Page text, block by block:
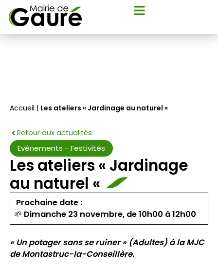
Aller
au
contenu
Accueil | Les ateliers « Jardinage au naturel «
Retour aux actualités
Evénements - Festivités
Les ateliers « Jardinage
au naturel «
Prochaine date :
🌱 Dimanche 23 novembre, de 10h00 à 12h00
« Un potager sans se ruiner » (Adultes) à la MJC
de Montastruc-la-Conseillère.